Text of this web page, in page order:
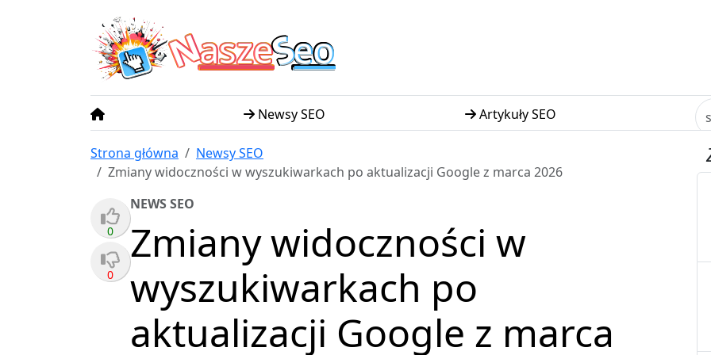
NaszeSeo
Newsy SEO Artykuły SEO
Strona główna
Newsy SEO
Zmiany widoczności w wyszukiwarkach po aktualizacji Google z marca 2026
0
0
NEWS SEO
Zmiany widoczności w
wyszukiwarkach po
aktualizacji Google z marca